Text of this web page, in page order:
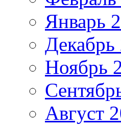
Январь
Декабрь
Ноябрь
Август